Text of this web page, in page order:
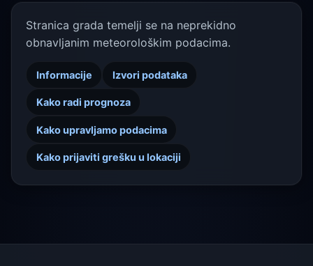
Stranica grada temelji se na neprekidno
obnavljanim meteorološkim podacima.
Informacije Izvori podataka
Kako radi prognoza
Kako upravljamo podacima
Kako prijaviti grešku u lokaciji